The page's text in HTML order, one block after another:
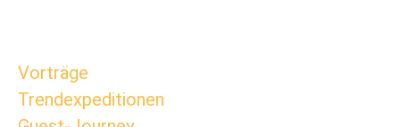
Vorträge
Trendexpeditionen